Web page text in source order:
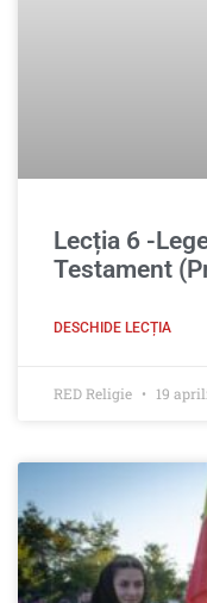
Lecția 6 -
Testament
DESCHIDE LECȚIA
RED Religie 19